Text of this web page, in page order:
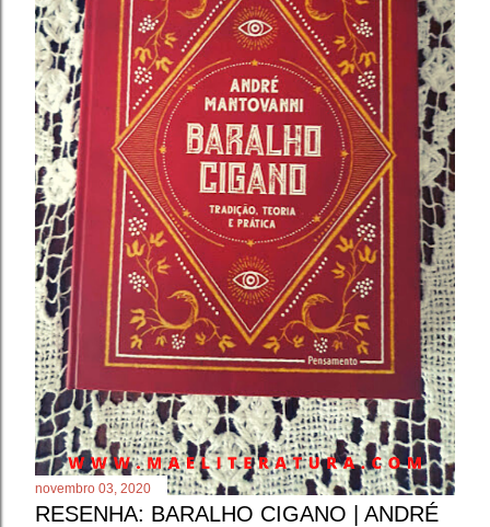
novembro 03, 2020
RESENHA: BARALHO CIGANO | ANDRÉ